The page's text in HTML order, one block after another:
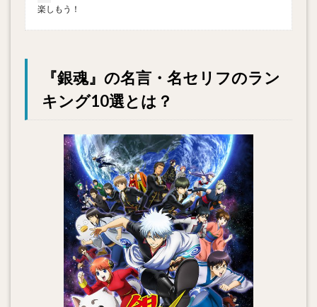
楽しもう！
『銀魂』の名言・名セリフのラン
キング10選とは？